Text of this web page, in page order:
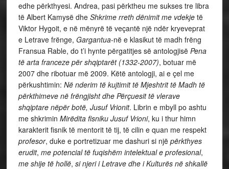
edhe përkthyesi. Andrea, pasi përktheu me sukses tre libra
të Albert Kamysë dhe Shkrime rreth dënimit me vdekjetë
Viktor Hygoit, e në mënyrë të veçantë një ndër kryeveprat
e Letrave frënge, Gargantua-në e klasikut të madh frëng
Fransua Rable, do t’i hynte përgatitjes së antologjisë Pena
të arta franceze për shqiptarët (1332-2007), botuar më
2007 dhe ribotuar më 2009. Këtë antologji, ai e çel me
përkushtimin: Në nderim të kujtimit të Mjeshtrit të Madh të
përkthimeve në frëngjisht dhe Përçuesit të vlerave
shqiptare nëpër botë, Jusuf Vrionit. Librin e mbyll po ashtu
me shkrimin Mirëdita fisniku Jusuf Vrioni, ku i thur himn
karakterit fisnik të mentorit të tij, të cilin e quan me respekt
profesor, duke e portretizuar me dashuri si një përkthyes
erudit, me potencial të fuqishëm intelektual e profesional,
me shije të hollë, si njeri i Letrave dhe i Kulturës në shkallë